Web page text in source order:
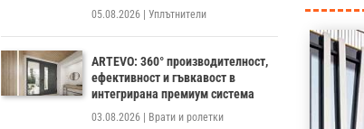
05.08.2026 Уплътнители
ARTEVO: 360° производителност,
ефективност и гъвкавост в
интегрирана премиум система
03.08.2026 Врати и ролетки